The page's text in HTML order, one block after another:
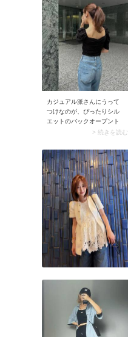
カジュアル派さんにうって
つけなのが、ぴったりシル
エットのバックオープント
ップス。体にフィットする
着が見える心配なし。ゆっ
たりとしたデニムパンツに
合わせると、今どきのルッ
クスに決まります。
> 続きを読む